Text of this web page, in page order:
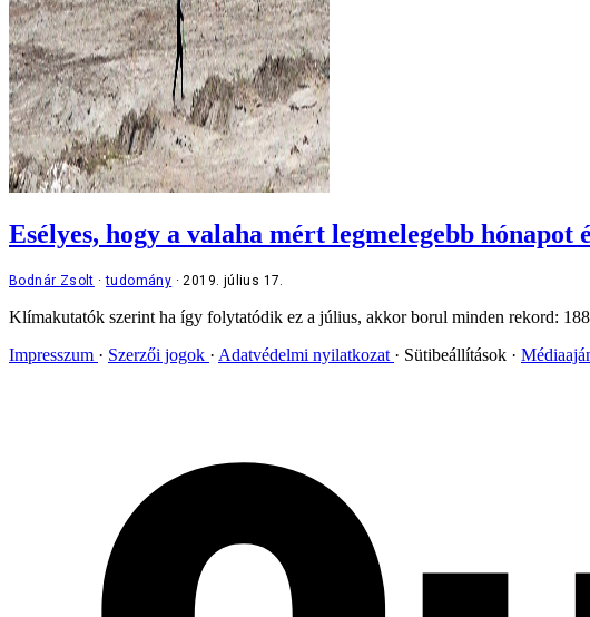
Esélyes, hogy a valaha mért legmelegebb hónapot
Bodnár Zsolt tudomány 2019. július 17.
Klímakutatók szerint ha így folytatódik ez a július, akkor borul minden rekord:
Impresszum
Szerzői jogok Adatvédelmi nyilatkozat Sütibeállítások